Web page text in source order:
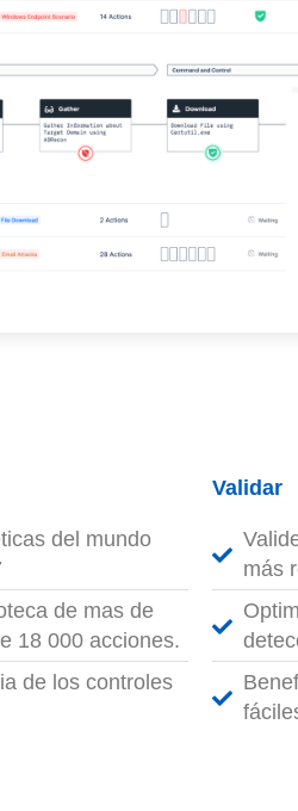
del mundo
de mas de
18 000 acciones.
de los controles
Validar
más